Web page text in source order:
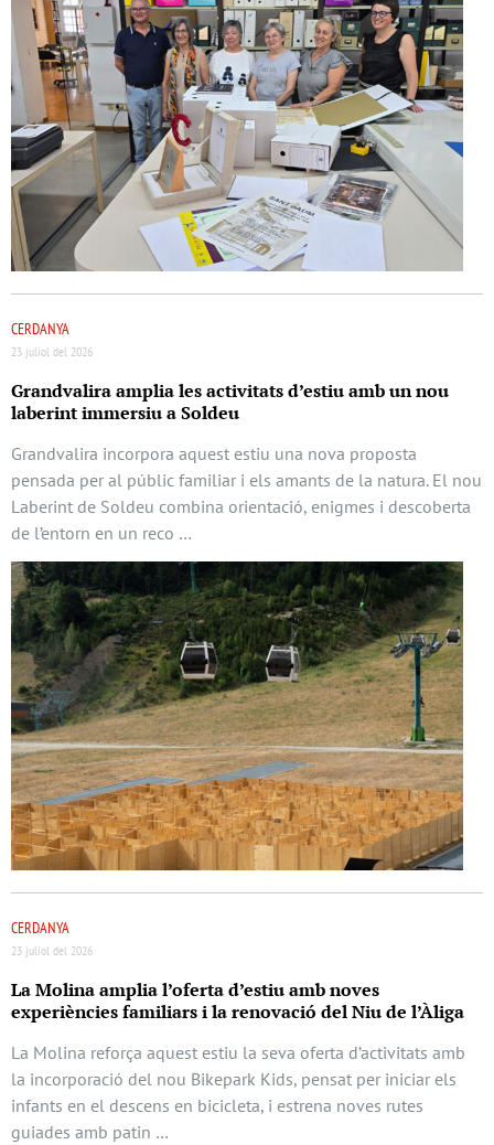
CERDANYA
23 juliol del 2026
Grandvalira amplia les activitats d’estiu amb un nou
laberint immersiu a Soldeu
Grandvalira incorpora aquest estiu una nova proposta
pensada per al públic familiar i els amants de la natura. El nou
Laberint de Soldeu combina orientació, enigmes i descoberta
de l’entorn en un reco …
CERDANYA
23 juliol del 2026
La Molina amplia l’oferta d’estiu amb noves
experiències familiars i la renovació del Niu de l’Àliga
La Molina reforça aquest estiu la seva oferta d’activitats amb
la incorporació del nou Bikepark Kids, pensat per iniciar els
infants en el descens en bicicleta, i estrena noves rutes
guiades amb patin …